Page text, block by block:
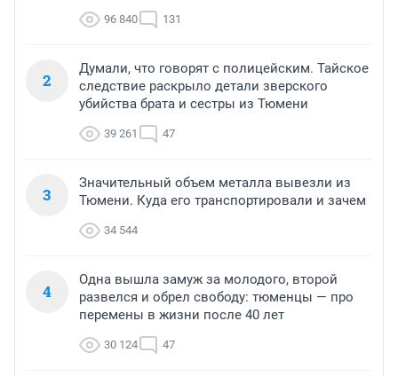
96 840 131
2
Думали, что говорят с полицейским. Тайское
следствие раскрыло детали зверского
убийства брата и сестры из Тюмени
39 261 47
3
Значительный объем металла вывезли из
Тюмени. Куда его транспортировали и зачем
34 544
4
Одна вышла замуж за молодого, второй
развелся и обрел свободу: тюменцы — про
перемены в жизни после 40 лет
30 124 47